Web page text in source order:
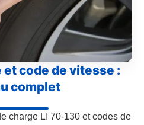
et code de vitesse :
complet
charge LI 70-130 et codes de